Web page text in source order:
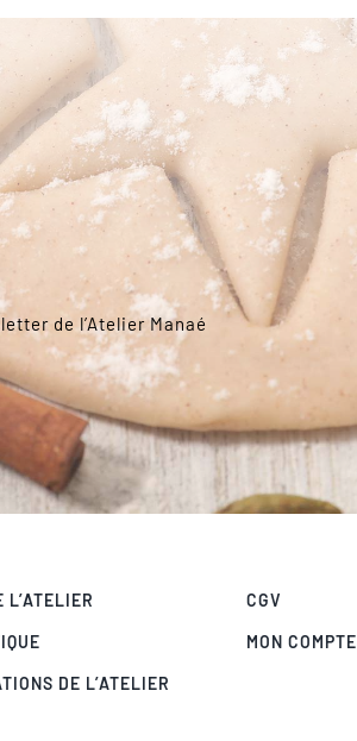
de l’Atelier Manaé
L’ATELIER
DE L’ATELIER
CGV
MON COMPTE